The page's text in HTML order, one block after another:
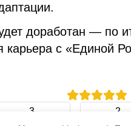
доработан — по
с «Единой
3 2